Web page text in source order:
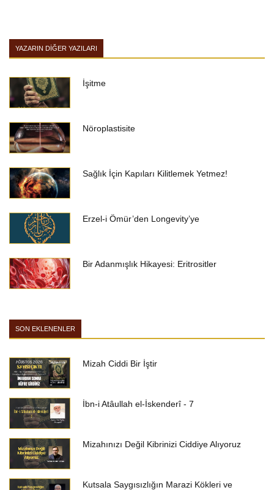
YAZARIN DIĞER YAZILARI
İşitme
Nöroplastisite
Sağlık İçin Kapıları Kilitlemek Yetmez!
Erzel-i Ömür’den Longevity’ye
Bir Adanmışlık Hikayesi: Eritrositler
SON EKLENENLER
Mizah Ciddi Bir İştir
İbn-i Atâullah el-İskenderî - 7
Mizahınızı Değil Kibrinizi Ciddiye Alıyoruz
Kutsala Saygısızlığın Marazi Kökleri ve